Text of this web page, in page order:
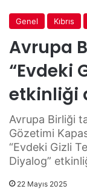
Genel Kıbrıs
Avrupa
“Evdeki
etkinliği
Avrupa Birliği
Gözetimi
“Evdeki Gizli
Diyalog”
22 Mayıs 2025